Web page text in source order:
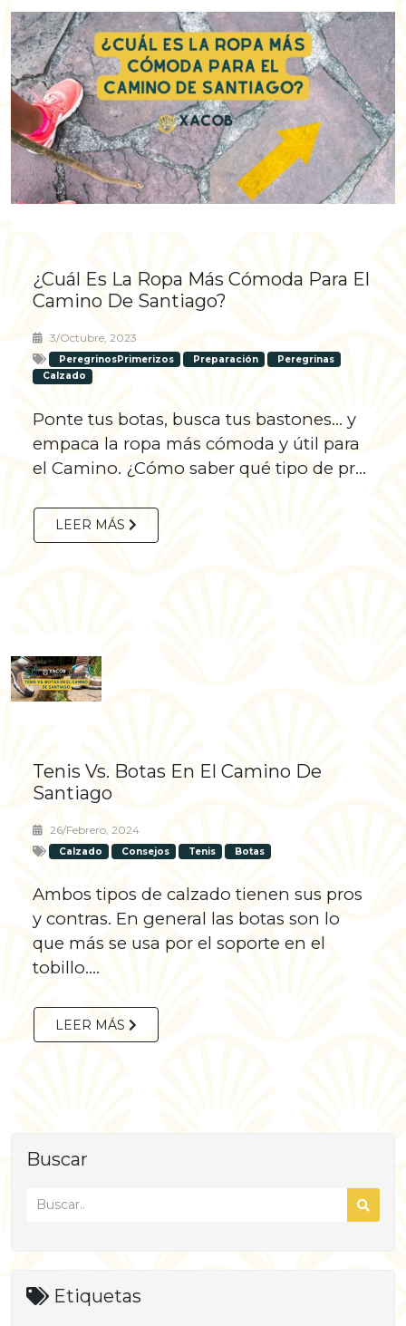
¿Cuál Es La Ropa Más Cómoda Para El
Camino De Santiago?
3/octubre, 2023
PeregrinosPrimerizos Preparación
Peregrinas
Calzado
Ponte tus botas, busca tus bastones… y
empaca la ropa más cómoda y útil para
el Camino. ¿Cómo saber qué tipo de pr...
LEER MÁS
Tenis Vs. Botas En El Camino De
Santiago
26/febrero, 2024
Calzado Consejos Tenis Botas
Ambos tipos de calzado tienen sus pros
y contras. En general las botas son lo
que más se usa por el soporte en el
tobillo....
LEER MÁS
Buscar
Etiquetas